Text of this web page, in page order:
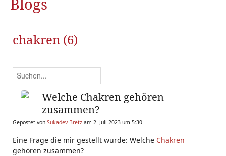
chakren (6)
Welche Chakren gehören
zusammen?
Gepostet von Sukadev Bretz am 2. Juli 2023 um 5:30
Eine Frage die mir gestellt wurde: Welche Chakren
gehören zusammen?